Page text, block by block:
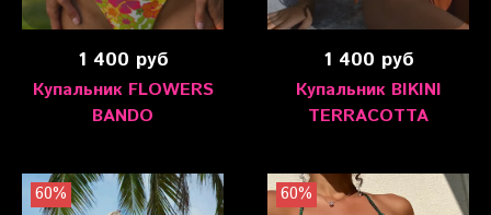
1 400 руб
Купальник FLOWERS
BANDO
1 400 руб
Купальник BIKINI
TERRACOTTA
60% 60%